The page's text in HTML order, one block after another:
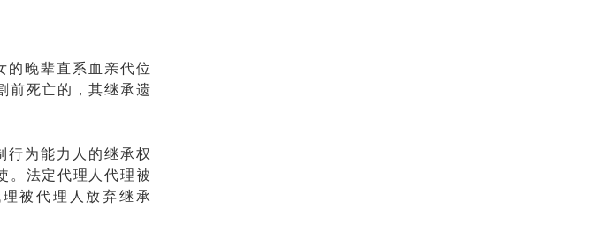
的晚辈直系血亲代位
前死亡的，其继承遗
行为能力人的继承权
。法定代理人代理被
被代理人放弃继承